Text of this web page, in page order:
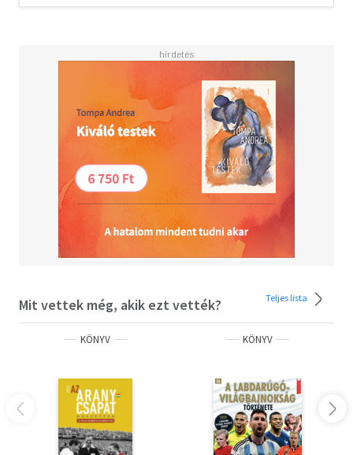
sportpszichológus Geir Jordet a tizenegyespárbajoknak
szinte az összes elemét külön vizsgálatnak veti alá, és
ezen keresztül meglepő felfedezéseket tesz a stresszről,
illetve annak az emberre gyakorolt hatásairól.
Két évtizednyi aprólékos kutatásra támaszkodva a szerző
élénk színekkel lefestett esettanulmányokon keresztül
avat be a futball leginkább idegőrlő pillanatainak
kulisszái mögé. Jordet számos interjút készített
szupersztárokkal, akik megosztották vele a
gondolataikat.
A tizenegyespárbajban, akárcsak a való életben, sokszor a
a siker és a kudarc között. Miután elolvastuk ezt a könyvet,
friss belátásokkal gazdagodhatunk arról, hogy pontosan
tudunk mi magunk is jobban teljesíteni nyomás alatt.
"Lebilincselő, meglepő és mélyen emberi vizsgálódás a
világ egyik legizgalmasabb színházáról."
James Graham, a labdarúgás világáról szóló Dear Anglia
című színdarab írója
Mit vettek még, akik ezt vették? Teljes lista
KÖNYV KÖNYV